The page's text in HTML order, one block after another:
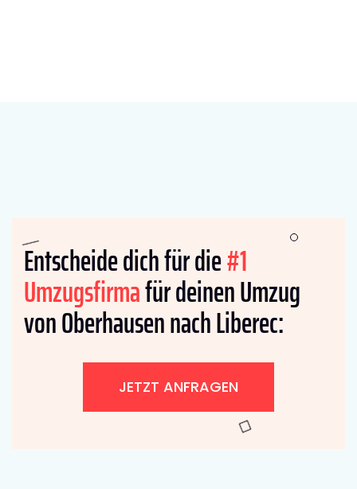
Entscheide dich für die#1
Umzugsfirmafür deinen Umzug
von Oberhausen nach Liberec:
JETZT ANFRAGEN